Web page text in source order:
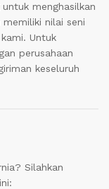
menghasilkan
nilai seni
Untuk
perusahaan
keseluruh
Silahkan